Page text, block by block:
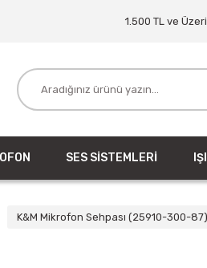
1.500 TL ve
SES SİSTEMLERİ
K&M Mikrofon Sehpası (25910-300-87)